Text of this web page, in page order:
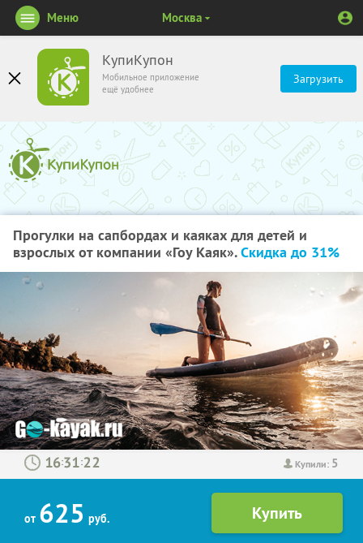
КупиКупон
Мобильное приложение
ещё удобнее
Загрузить
Меню Москва
Прогулки на сапбордах и каяках для детей и
взрослых от компании «Гоу Каяк».Скидка до 31%
Купили: 5
: :
от 625 руб.